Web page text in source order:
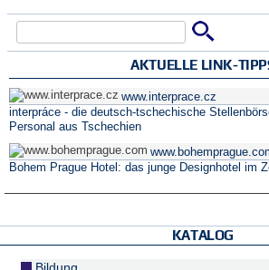
Suchformular
AKTUELLE LINK-
www.interprace.cz
interpráce - die deutsch-tschechische
Personal aus Tschechien
Bohem Prague Hotel: das junge Designhotel im
KATALOG
Bildung